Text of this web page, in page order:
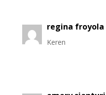
regina froyola
Keren